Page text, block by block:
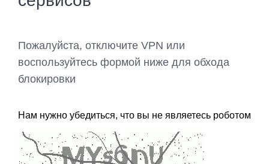
Пожалуйста, отключите VPN или
воспользуйтесь формой ниже для обхода
блокировки
Нам нужно убедиться, что вы не являетесь роботом